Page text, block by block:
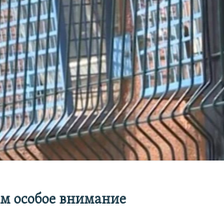
особое внимание